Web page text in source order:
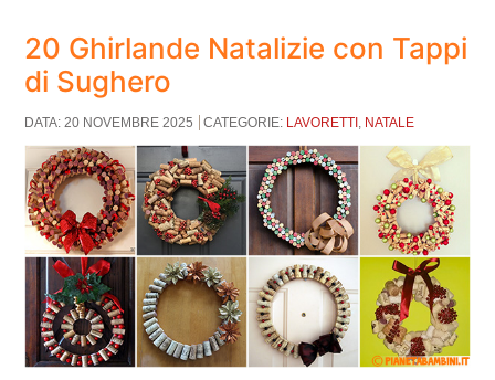
20 Ghirlande Natalizie con Tappi
di Sughero
DATA: 20 NOVEMBRE 2025 CATEGORIE: LAVORETTI , NATALE